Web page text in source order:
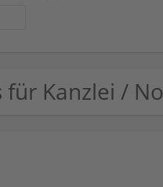
für Kanzlei /